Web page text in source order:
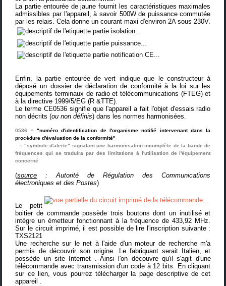
La partie entourée de jaune fournit les caractéristiques maximales
admissibles par l'appareil, à savoir 500W de puissance commutée
par les relais. Cela donne un courant maxi d'environ 2A sous 230V.
Enfin, la partie entourée de vert indique que le constructeur à
déposé un dossier de déclaration de conformité à la loi sur les
équipements terminaux de radio et télécommunications (FTEG) et
à la directive 1999/5/EG (R &TTE).
Le terme CE0536 signifie que l'appareil a fait l'objet d'essais radio
non décrits (ou non définis) dans les normes harmonisées.
0536 ="numéro d'identification de l'organisme notifié intervenant dans la
procédure d'évaluation de la conformité"
= "symbole d'alerte" signalant une harmonisation incomplète de la bande de
fréquences qui se traduira par des limitations à l'utilisation de l'équipement
concerné
(source :Autorité de Régulation des Communications
électroniques et des Postes)
Le petit
boitier de commande possède trois boutons dont un inutilisé et
intègre un émetteur fonctionnant à la fréquence de 433,92 MHz.
Sur le circuit imprimé, il est possible de lire l'inscription suivante :
TXS2121
Une recherche sur le net à l'aide d'un moteur de recherche m'a
permis de découvrir son origine. Le fabriquant serait Italien, et
possède unsite Internet . Ainsi l'on découvre qu'il s'agit d'une
télécommande avec transmission d'un code à 12 bits. En cliquant
sur ce lien, vous pourrez télécharger la page descriptive de cet
appareil .